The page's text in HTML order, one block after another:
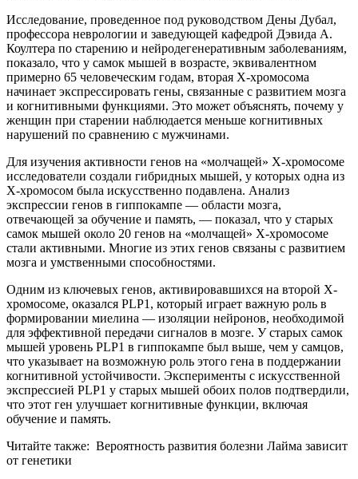
Исследование, проведенное под руководством Дены Дубал,
профессора неврологии и заведующей кафедрой Дэвида А.
Коултера по старению и нейродегенеративным заболеваниям,
показало, что у самок мышей в возрасте, эквивалентном
примерно 65 человеческим годам, вторая X-хромосома
начинает экспрессировать гены, связанные с развитием мозга
и когнитивными функциями. Это может объяснять, почему у
женщин при старении наблюдается меньше когнитивных
нарушений по сравнению с мужчинами.
Для изучения активности генов на «молчащей» X-хромосоме
исследователи создали гибридных мышей, у которых одна из
X-хромосом была искусственно подавлена. Анализ
экспрессии генов в гиппокампе — области мозга,
отвечающей за обучение и память, — показал, что у старых
самок мышей около 20 генов на «молчащей» X-хромосоме
стали активными. Многие из этих генов связаны с развитием
мозга и умственными способностями.
Одним из ключевых генов, активировавшихся на второй X-
хромосоме, оказался PLP1, который играет важную роль в
формировании миелина — изоляции нейронов, необходимой
для эффективной передачи сигналов в мозге. У старых самок
мышей уровень PLP1 в гиппокампе был выше, чем у самцов,
что указывает на возможную роль этого гена в поддержании
когнитивной устойчивости. Эксперименты с искусственной
экспрессией PLP1 у старых мышей обоих полов подтвердили,
что этот ген улучшает когнитивные функции, включая
обучение и память.
Читайте также: Вероятность развития болезни Лайма зависит
от генетики